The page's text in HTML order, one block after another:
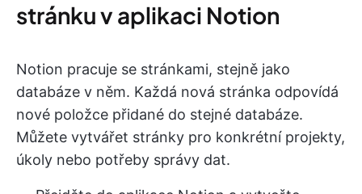
stránku v aplikaci Notion
Notion pracuje se stránkami, stejně jako
databáze v něm. Každá nová stránka odpovídá
nové položce přidané do stejné databáze.
Můžete vytvářet stránky pro konkrétní projekty,
úkoly nebo potřeby správy dat.